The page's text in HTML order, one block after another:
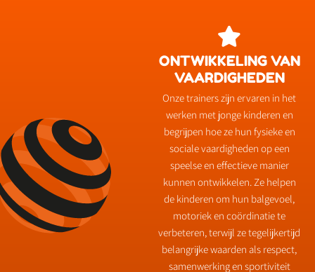
ONTWIKKELING VAN
VAARDIGHEDEN
Onze trainers zijn ervaren in het
werken met jonge kinderen en
begrijpen hoe ze hun fysieke en
sociale vaardigheden op een
speelse en effectieve manier
kunnen ontwikkelen. Ze helpen
de kinderen om hun balgevoel,
motoriek en coördinatie te
verbeteren, terwijl ze tegelijkertijd
belangrijke waarden als respect,
samenwerking en sportiviteit